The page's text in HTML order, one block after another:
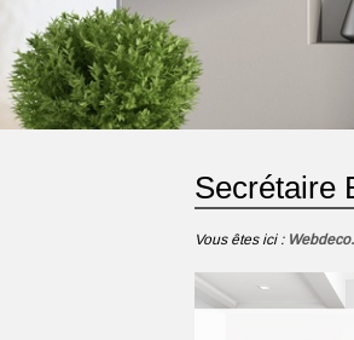
Secrétaire
Vous êtes ici :